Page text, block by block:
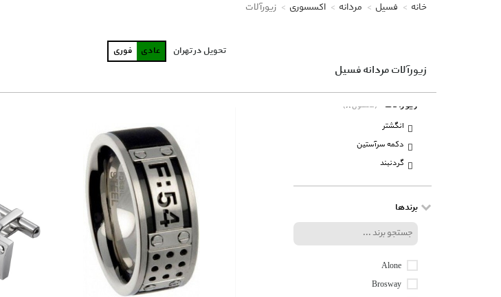
تحویل در تهران عادی فوری
خانه فسیل مردانه اکسسوری زیورآلات
زیورآلات مردانه فسیل
(8 محصول) زیورآلات
انگشتر
دکمه سرآستین
گردنبند
برندها
Alone
Brosway